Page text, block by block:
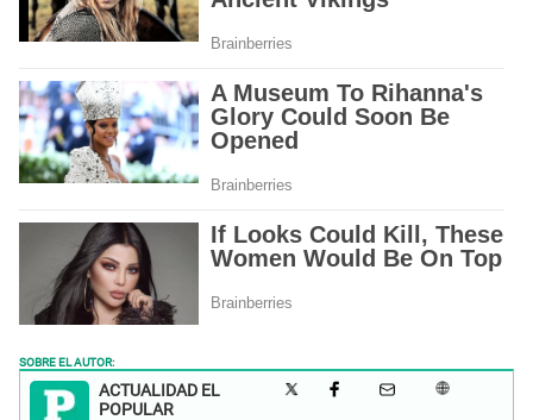
SOBRE EL AUTOR:
ACTUALIDAD EL
POPULAR